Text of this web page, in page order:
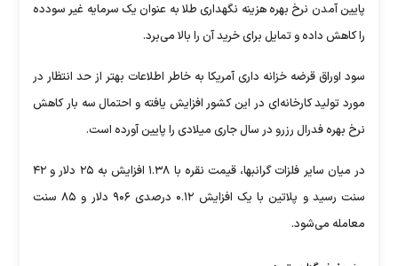
پایین آمدن نرخ بهره هزینه نگهداری طلا به عنوان یک سرمایه غیر سودده
را کاهش داده و تمایل برای خرید آن را بالا می‌برد.
سود اوراق قرضه خزانه داری آمریکا به خاطر اطلاعات بهتر از حد انتظار در
مورد تولید کارخانه‌ای در این کشور افزایش یافته و احتمال سه بار کاهش
نرخ بهره فدرال رزرو در سال جاری میلادی را پایین آورده است.
در میان سایر فلزات گرانبها، قیمت نقره با ۱.۳۸ افزایش به ۲۵ دلار و ۴۲
سنت رسید و پلاتین با یک افزایش ۰.۱۲ درصدی ۹۰۶ دلار و ۸۵ سنت
معامله می‌شود.